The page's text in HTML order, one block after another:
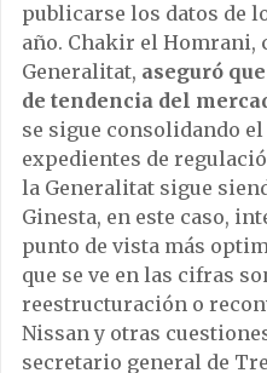
publicarse los datos de
año. Chakir el Homrani,
Generalitat, aseguró
de tendencia del
se sigue consolidando
expedientes de
la Generalitat sigue
Ginesta, en este caso,
punto de vista más
que se ve en las cifras
reestructuración o
Nissan y otras
secretario general de